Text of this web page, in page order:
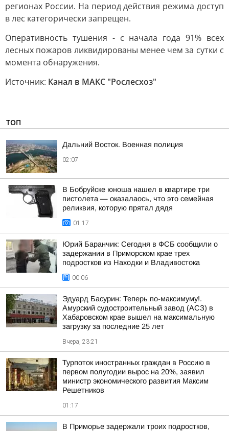
регионах России. На период действия режима доступ
в лес категорически запрещен.
Оперативность тушения - с начала года 91% всех
лесных пожаров ликвидированы менее чем за сутки с
момента обнаружения.
Источник: Канал в МАКС "Рослесхоз"
ТОП
Дальний Восток. Военная полиция
02:07
В Бобруйске юноша нашел в квартире три
пистолета — оказалаось, что это семейная
реликвия, которую прятал дядя
01:17
Юрий Баранчик: Сегодня в ФСБ сообщили о
задержании в Приморском крае трех
подростков из Находки и Владивостока
00:06
Эдуард Басурин: Теперь по-максимуму!.
Амурский судостроительный завод (АСЗ) в
Хабаровском крае вышел на максимальную
загрузку за последние 25 лет
Вчера, 23:21
Турпоток иностранных граждан в Россию в
первом полугодии вырос на 20%, заявил
министр экономического развития Максим
Решетников
01:17
В Приморье задержали троих подростков,